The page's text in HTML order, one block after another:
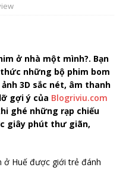
ở nhà một mình?. Bạn
những bộ phim bom
3D sắc nét, âm thanh
gợi ý của Blogriviu.com
ghé những rạp chiếu
giây phút thư giãn,
ở Huế được giới trẻ đánh